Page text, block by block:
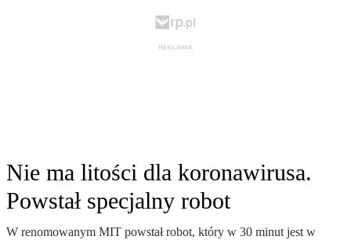
Nie ma litości dla koronawirusa.
Powstał specjalny robot
W renomowanym MIT powstał robot, który w 30 minut jest w